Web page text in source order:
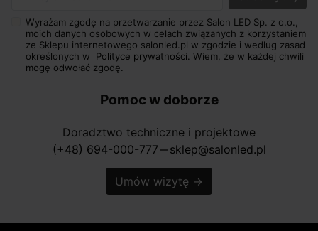
Wyrażam zgodę na przetwarzanie przez Salon LED Sp. z o.o.,
moich danych osobowych w celach związanych z korzystaniem
ze Sklepu internetowego salonled.pl w zgodzie i według zasad
określonych w Polityce prywatności. Wiem, że w każdej chwili
mogę odwołać zgodę.
Pomoc w doborze
Doradztwo techniczne i projektowe
(+48) 694-000-777 horizontal_rule sklep@salonled.pl
Umów wizytę →